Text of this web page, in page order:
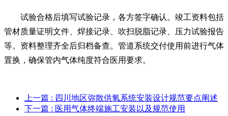
试验合格后填写试验记录，各方签字确认。竣工资料包括
管材质量证明文件、焊接记录、吹扫脱脂记录、压力试验报告
等。资料整理齐全后归档备查。管道系统交付使用前进行气体
置换，确保管内气体纯度符合医用要求。
上一篇 : 四川地区弥散供氧系统安装设计规范要点阐述
下一篇 : 医用气体终端施工安装以及规范使用